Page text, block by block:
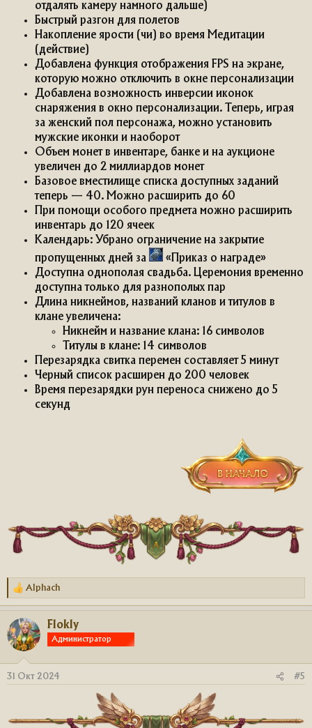
отдалять камеру намного дальше)
Быстрый разгон для полетов
Накопление ярости (чи) во время Медитации
(действие)
Добавлена функция отображения FPS на экране,
которую можно отключить в окне персонализации
Добавлена возможность инверсии иконок
снаряжения в окно персонализации. Теперь, играя
за женский пол персонажа, можно установить
мужские иконки и наоборот
Объем монет в инвентаре, банке и на аукционе
увеличен до 2 миллиардов монет
Базовое вместилище списка доступных заданий
теперь — 40. Можно расширить до 60
При помощи особого предмета можно расширить
инвентарь до 120 ячеек
Календарь: Убрано ограничение на закрытие
пропущенных дней за
«Приказ о награде»
Доступна однополая свадьба. Церемония временно
доступна только для разнополых пар
Длина никнеймов, названий кланов и титулов в
клане увеличена:
Никнейм и название клана: 16 символов
Титулы в клане: 14 символов
Перезарядка свитка перемен составляет 5 минут
Черный список расширен до 200 человек
Время перезарядки рун переноса снижено до 5
секунд
Р
е
к
ц
и
Alphach
Flokly
Администратор
31 Окт 2024 #5